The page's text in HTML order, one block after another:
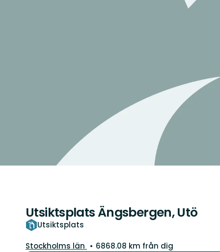
Utsiktsplats Ängsbergen, Utö
Utsiktsplats
Län:
Stockholms län
6868.08 km från dig